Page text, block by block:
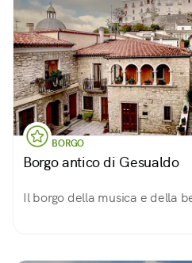
BORGO
Borgo antico di Gesualdo
Il borgo della musica e della